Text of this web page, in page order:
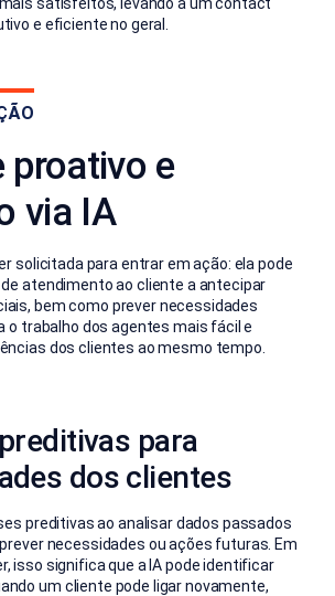
e eficiente no geral.
proativo e
via IA
solicitada para entrar em ação: ela pode
atendimento ao cliente a antecipar
bem como prever necessidades
o trabalho dos agentes mais fácil e
dos clientes ao mesmo tempo.
para
dos clientes
preditivas ao analisar dados passados
necessidades ou ações futuras. Em
isso significa que a IA pode identificar
um cliente pode ligar novamente,